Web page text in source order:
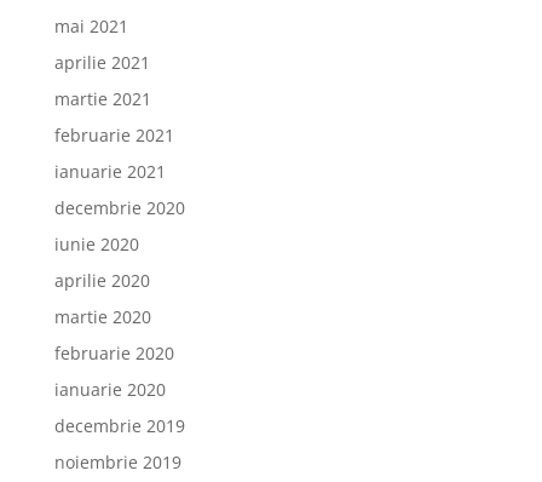
mai 2021
aprilie 2021
martie 2021
februarie 2021
ianuarie 2021
decembrie 2020
iunie 2020
aprilie 2020
martie 2020
februarie 2020
ianuarie 2020
decembrie 2019
noiembrie 2019